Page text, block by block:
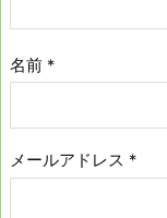
名前 *
メールアドレス *